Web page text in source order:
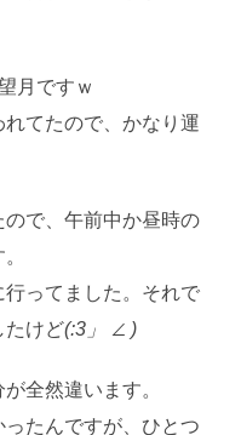
月ですｗ
てたので、かなり運
で、午前中か昼時の
ってました。それで
たけど(:3」 ∠ )
全然違います。
たんですが、ひとつ